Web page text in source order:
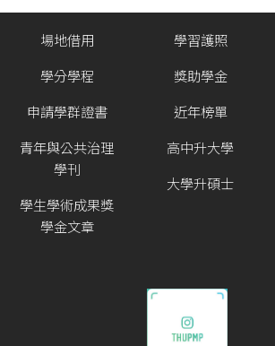
場地借用
學分學程
申請學群證書
青年與公共治理
學刊
學生學術成果獎
學金文章
學習護照
獎助學金
近年榜單
高中升大學
大學升碩士